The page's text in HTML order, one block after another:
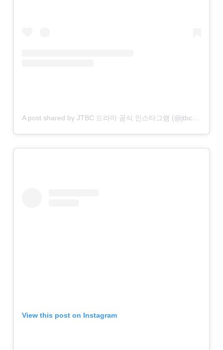
A post shared by JTBC 드라마 공식 인스타그램 (@jtbcdrama)
View this post on Instagram